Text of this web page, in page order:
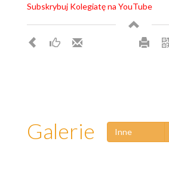
Subskrybuj Kolegiatę na YouTube
Galerie Inne